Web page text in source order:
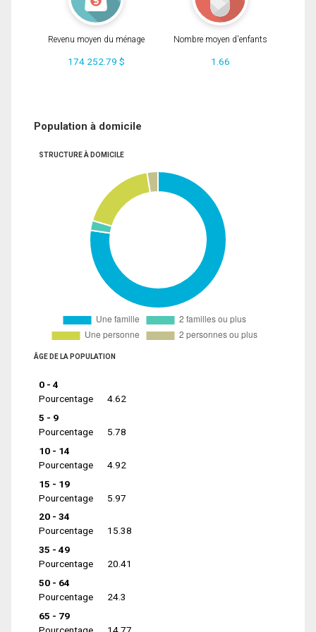
Revenu moyen du ménage
174 252.79 $
Nombre moyen d'enfants
1.66
Population à domicile
STRUCTURE À DOMICILE
ÂGE DE LA POPULATION
0 - 4
Pourcentage
4.62
5 - 9
Pourcentage
5.78
10 - 14
Pourcentage
4.92
15 - 19
Pourcentage
5.97
20 - 34
Pourcentage
15.38
35 - 49
Pourcentage
20.41
50 - 64
Pourcentage
24.3
65 - 79
Pourcentage
14.77